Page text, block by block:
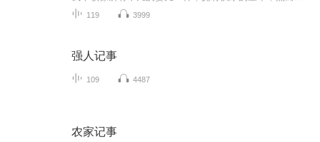
119 3999
强人记事
109 4487
农家记事